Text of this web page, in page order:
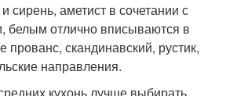
сирень, аметист в сочетании с
отлично вписываются в
прованс, скандинавский, рустик,
направления.